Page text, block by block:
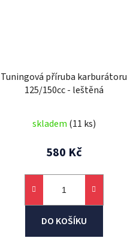
Tuningová příruba karburátoru
125/150cc - leštěná
skladem (11 ks)
580 Kč
DO KOŠÍKU